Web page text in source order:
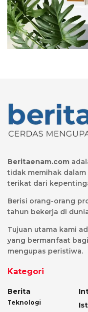
Beritaenam.com
tidak memihak
terikat dari
Berisi orang-orang
tahun bekerja di
Tujuan utama kami
yang bermanfaat
mengupas peristiwa.
Kategori
Berita
Teknologi